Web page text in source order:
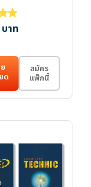
5.00
บาท
ด
สมัคร
แพ็กนี้